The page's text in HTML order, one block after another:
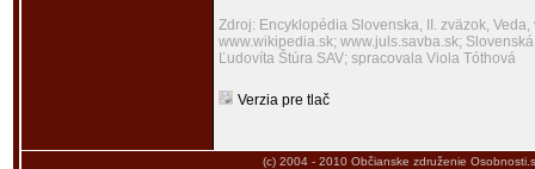
Zdroj: Encyklopédia Slovenska, II. zväzok,
www.wikipedia.sk; www.juls.savba.sk;
Ľudovíta Štúra SAV; spracovala Viola Tóthová
Verzia pre tlač
(c) 2004 - 2010 Občianske združenie